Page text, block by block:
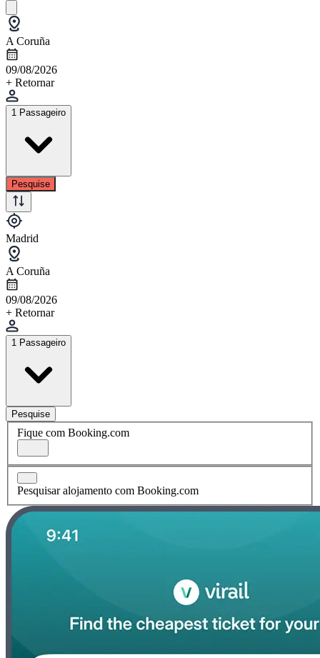
A Coruña
09/08/2026
+ Retornar
1 Passageiro
Pesquise
Madrid
A Coruña
09/08/2026
+ Retornar
1 Passageiro
Pesquise
Fique com Booking.com
Pesquisar alojamento com Booking.com